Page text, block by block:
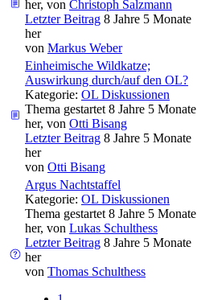
her, von Christoph Salzmann
Letzter Beitrag 8 Jahre 5 Monate
her
von Markus Weber
Einheimische Wildkatze;
Auswirkung durch/auf den OL?
Kategorie: OL Diskussionen
Thema gestartet 8 Jahre 5 Monate
her, von Otti Bisang
Letzter Beitrag 8 Jahre 5 Monate
her
von Otti Bisang
Argus Nachtstaffel
Kategorie: OL Diskussionen
Thema gestartet 8 Jahre 5 Monate
her, von Lukas Schulthess
Letzter Beitrag 8 Jahre 5 Monate
her
von Thomas Schulthess